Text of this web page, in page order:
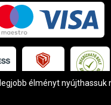
élményt